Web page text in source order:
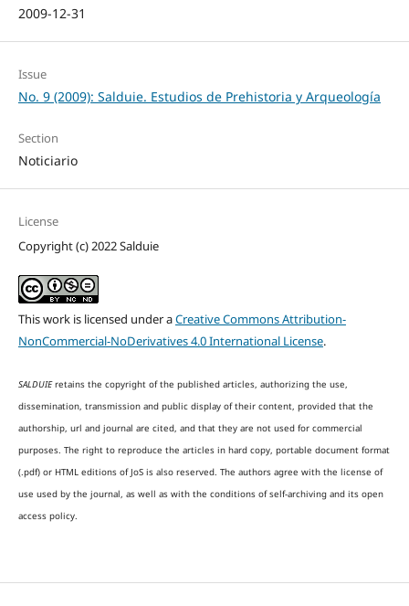
2009-12-31
Issue
No. 9 (2009): Salduie. Estudios de Prehistoria y Arqueología
Section
Noticiario
License
Copyright (c) 2022 Salduie
This work is licensed under aCreative Commons Attribution-
NonCommercial-NoDerivatives 4.0 International License.
SALDUIEretains the copyright of the published articles, authorizing the use,
dissemination, transmission and public display of their content, provided that the
authorship, url and journal are cited, and that they are not used for commercial
purposes. The right to reproduce the articles in hard copy, portable document format
(.pdf) or HTML editions of JoS is also reserved. The authors agree with the license of
use used by the journal, as well as with the conditions of self-archiving and its open
access policy.